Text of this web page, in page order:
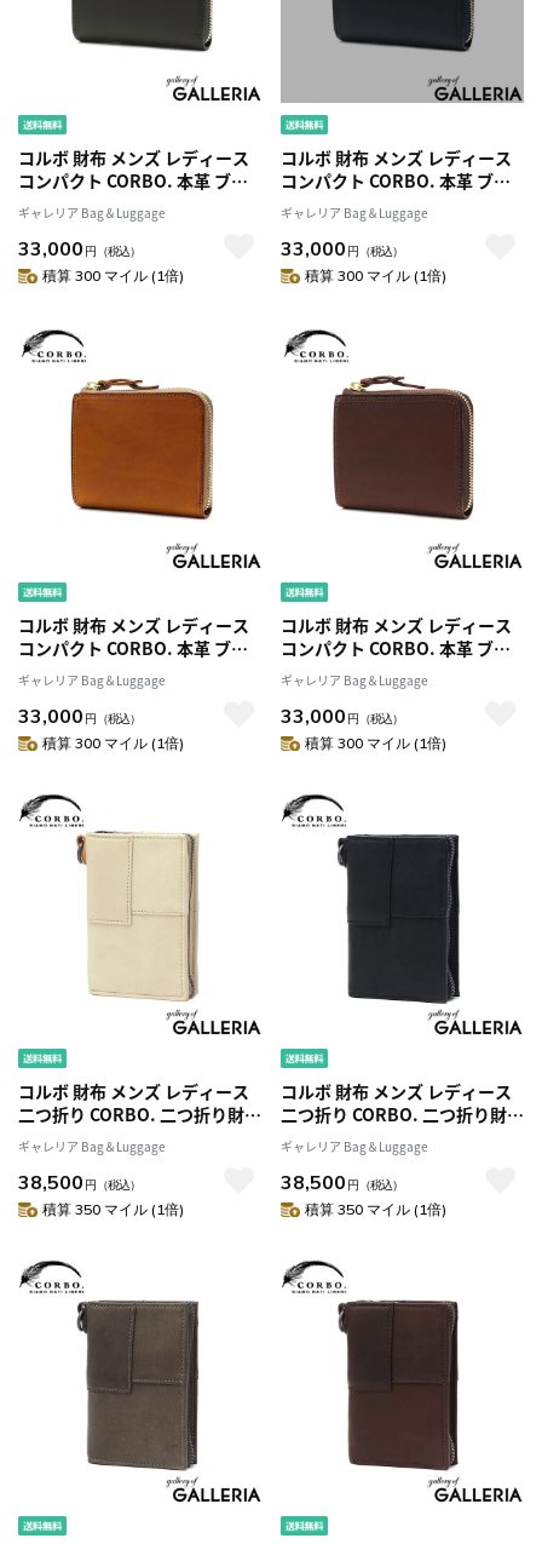
コルボ 財布 メンズ レディース
コンパクト CORBO. 本革 ブラ
ンド ファスナー 黒 日本製 ミニ
財布 小さめ 小さい 軽量 革 レザ
ー おしゃれ シンプル カジュア
ル SLATE L字ファスナー コンパ
ギャレリア Bag＆Luggage
33,000 円 （税込）
積算 300 マイル (1倍)
コルボ 財布 メンズ レディース
コンパクト CORBO. 本革 ブラ
ンド ファスナー 黒 日本製 ミニ
財布 小さめ 小さい 軽量 革 レザ
ー おしゃれ シンプル カジュア
ル SLATE L字ファスナー コンパ
ギャレリア Bag＆Luggage
33,000 円 （税込）
積算 300 マイル (1倍)
コルボ 財布 メンズ レディース
コンパクト CORBO. 本革 ブラ
ンド ファスナー 黒 日本製 ミニ
財布 小さめ 小さい 軽量 革 レザ
ー おしゃれ シンプル カジュア
ル SLATE L字ファスナー コンパ
ギャレリア Bag＆Luggage
33,000 円 （税込）
積算 300 マイル (1倍)
コルボ 財布 メンズ レディース
コンパクト CORBO. 本革 ブラ
ンド ファスナー 黒 日本製 ミニ
財布 小さめ 小さい 軽量 革 レザ
ー おしゃれ シンプル カジュア
ル SLATE L字ファスナー コンパ
ギャレリア Bag＆Luggage
33,000 円 （税込）
積算 300 マイル (1倍)
コルボ 財布 メンズ レディース
二つ折り CORBO. 二つ折り財布
ファスナー カードがたくさん入
る 小銭入れ BOX型小銭入れ ブ
ランド 本革 革 レザー 縦型 ウォ
レット 日本製 equines 札入れ
ギャレリア Bag＆Luggage
38,500 円 （税込）
積算 350 マイル (1倍)
コルボ 財布 メンズ レディース
二つ折り CORBO. 二つ折り財布
ファスナー カードがたくさん入
る 小銭入れ BOX型小銭入れ ブ
ランド 本革 革 レザー 縦型 ウォ
レット 日本製 equines 札入れ
ギャレリア Bag＆Luggage
38,500 円 （税込）
積算 350 マイル (1倍)